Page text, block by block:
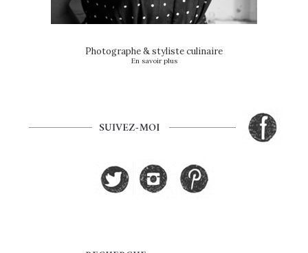
Photographe & styliste culinaire
En savoir plus